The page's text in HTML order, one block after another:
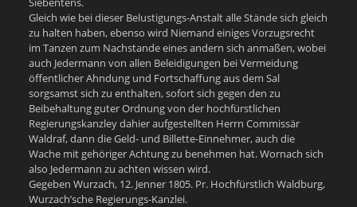
Gleich wie bei dieser Belustigungs-Anstalt alle Stände sich gleich
zu halten haben, ebenso wird Niemand einiges Vorzugsrecht
im Tanzen zum Nachstande eines andern sich anmaßen, wobei
auch Jedermann von allen Beleidigungen bei Vermeidung
öffentlicher Ahndung und Fortschaffung aus dem Sal
sorgsamst sich zu enthalten, sofort sich gegen den zu
Beibehaltung guter Ordnung von der hochfürstlichen
Regierungskanzley dahier aufgestellten Herrn Commissär
Waldraf, dann die Geld- und Billette-Einnehmer, auch die
Wache mit gehöriger Achtung zu benehmen hat. Wornach sich
also Jedermann zu achten wissen wird.
Gegeben Wurzach, 12. Jenner 1805. Pr. Hochfürstlich Waldburg,
Wurzach’sche Regierungs-Kanzlei.